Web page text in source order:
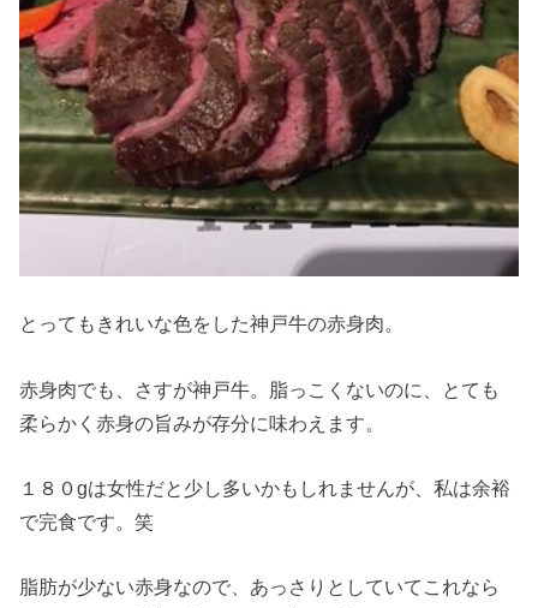
とってもきれいな色をした神戸牛の赤身肉。
赤身肉でも、さすが神戸牛。脂っこくないのに、とても
柔らかく赤身の旨みが存分に味わえます。
１８０gは女性だと少し多いかもしれませんが、私は余裕
で完食です。笑
脂肪が少ない赤身なので、あっさりとしていてこれなら